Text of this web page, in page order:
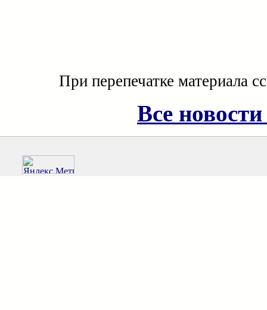
При перепечатке материала
Все